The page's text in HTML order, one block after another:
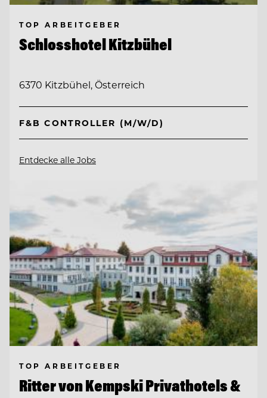
TOP ARBEITGEBER
Schlosshotel Kitzbühel
6370 Kitzbühel, Österreich
F&B CONTROLLER (M/W/D)
Entdecke alle Jobs
TOP ARBEITGEBER
Ritter von Kempski Privathotels &